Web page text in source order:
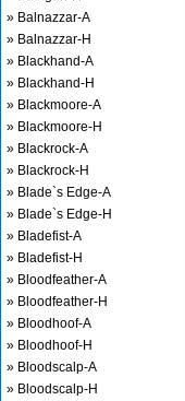
» Balnazzar-A
» Balnazzar-H
» Blackhand-A
» Blackhand-H
» Blackmoore-A
» Blackmoore-H
» Blackrock-A
» Blackrock-H
» Blade`s Edge-A
» Blade`s Edge-H
» Bladefist-A
» Bladefist-H
» Bloodfeather-A
» Bloodfeather-H
» Bloodhoof-A
» Bloodhoof-H
» Bloodscalp-A
» Bloodscalp-H